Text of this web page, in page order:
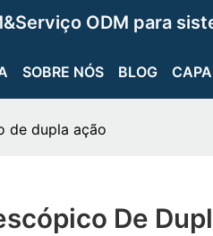
ODM para
SOBRE NÓS BLOG CAPA
de dupla ação
De